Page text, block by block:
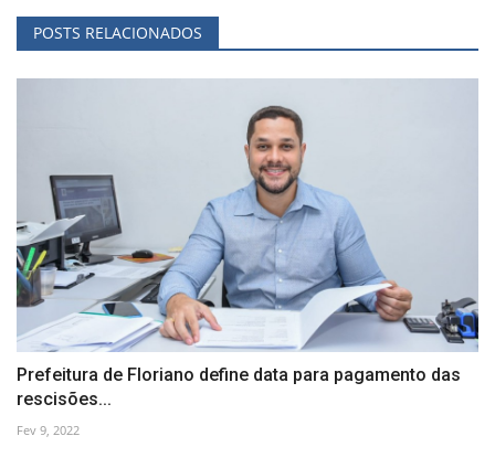
POSTS RELACIONADOS
Prefeitura de Floriano define data para pagamento das
rescisões...
Fev 9, 2022